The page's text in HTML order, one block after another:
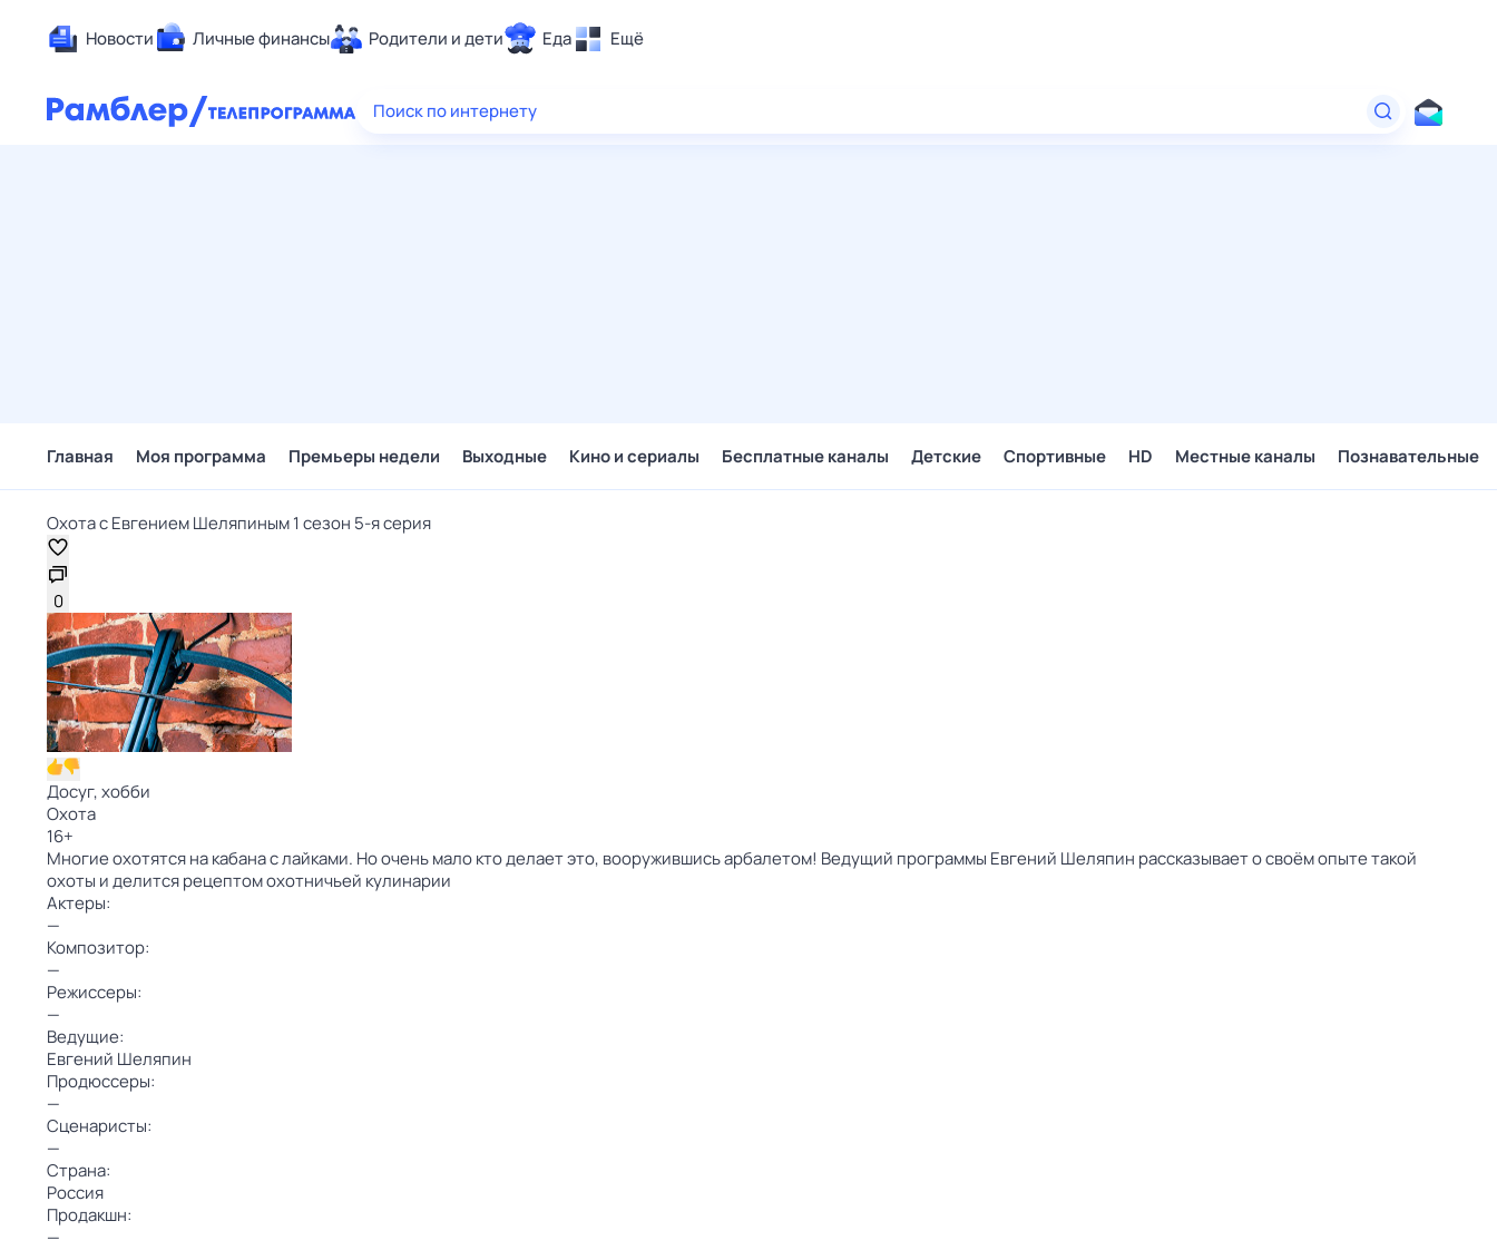
Новости Личные финансы Родители и дети Еда Ещё
Здоровье
Поиск по интернету
Главная Моя программа Премьеры недели Выходные Кино и сериалы Бесплатные каналы Детские Спортивные HD Местные каналы Познавательные
Охота с Евгением Шеляпиным 1 сезон 5-я серия
0
Досуг, хобби
Охота
16+
Многие охотятся на кабана с лайками. Но очень мало кто делает это, вооружившись арбалетом! Ведущий программы Евгений Шеляпин рассказывает о своём опыте такой
охоты и делится рецептом охотничьей кулинарии
Актеры:
—
Композитор:
—
Режиссеры:
—
Ведущие:
Евгений Шеляпин
Продюссеры:
—
Сценаристы:
—
Страна:
Россия
Продакшн:
—